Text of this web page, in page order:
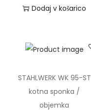
Dodaj v košarico
STAHLWERK WK 95-ST
kotna sponka /
objemka